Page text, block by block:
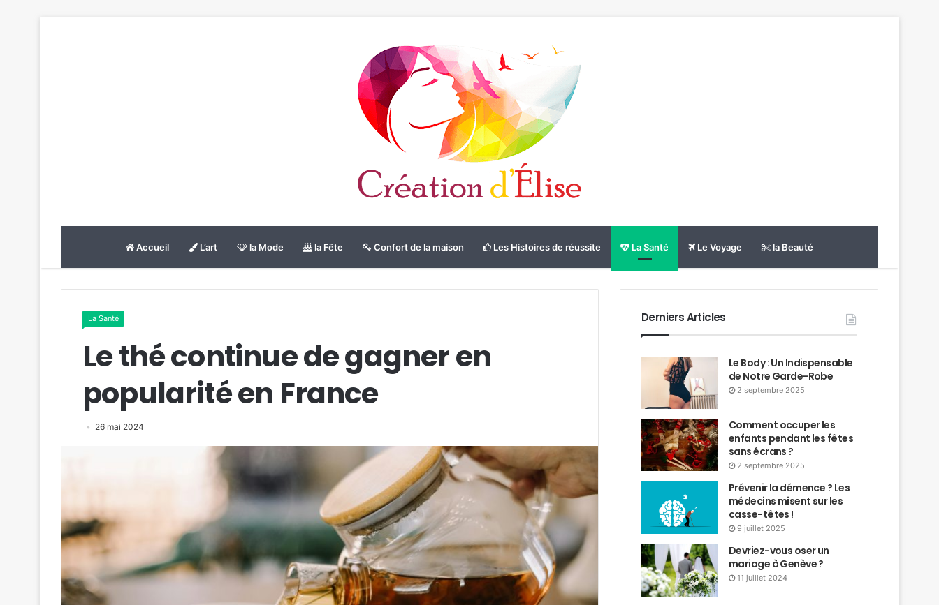
Accueil L’art la Mode la Fête Confort de la maison Les Histoires de réussite La Santé Le Voyage la Beauté
La Santé
Le thé continue de gagner en
popularité en France
26 mai 2024
Derniers Articles
Le Body : Un Indispensable
de Notre Garde-Robe
2 septembre 2025
Comment occuper les
enfants pendant les fêtes
sans écrans ?
2 septembre 2025
Prévenir la démence ? Les
médecins misent sur les
casse-têtes !
9 juillet 2025
Devriez-vous oser un
mariage à Genève ?
11 juillet 2024